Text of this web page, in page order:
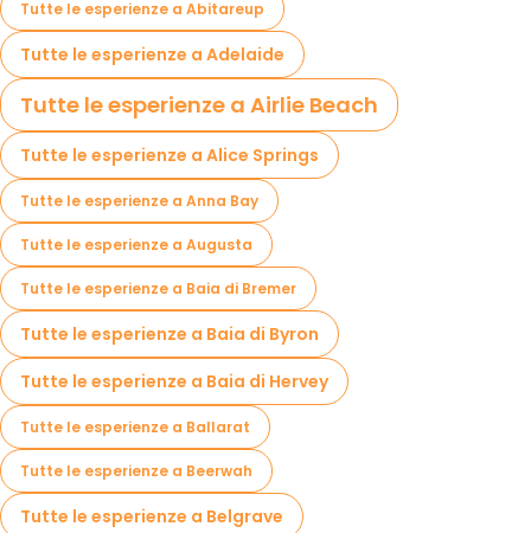
Tutte le esperienze a Abitareup
Tutte le esperienze a Adelaide
Tutte le esperienze a Airlie Beach
Tutte le esperienze a Alice Springs
Tutte le esperienze a Anna Bay
Tutte le esperienze a Augusta
Tutte le esperienze a Baia di Bremer
Tutte le esperienze a Baia di Byron
Tutte le esperienze a Baia di Hervey
Tutte le esperienze a Ballarat
Tutte le esperienze a Beerwah
Tutte le esperienze a Belgrave